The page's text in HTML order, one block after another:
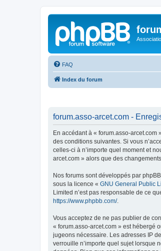
FAQ
Index du forum
forum.asso-arcet.com -
En accédant à « forum.asso-arcet.com
des conditions suivantes. Si vous
celles-ci à n’importe quel moment et
arcet.com » alors que des
Nos forums sont développés par
sous la licence « GNU General Public
Limited n’est pas responsable de ce
https://www.phpbb.com/.
Vous acceptez de ne pas publier de
« forum.asso-arcet.com » est hébergé
jugeons nécessaire. Les adresses IP
verrouille n’importe quel sujet lorsque